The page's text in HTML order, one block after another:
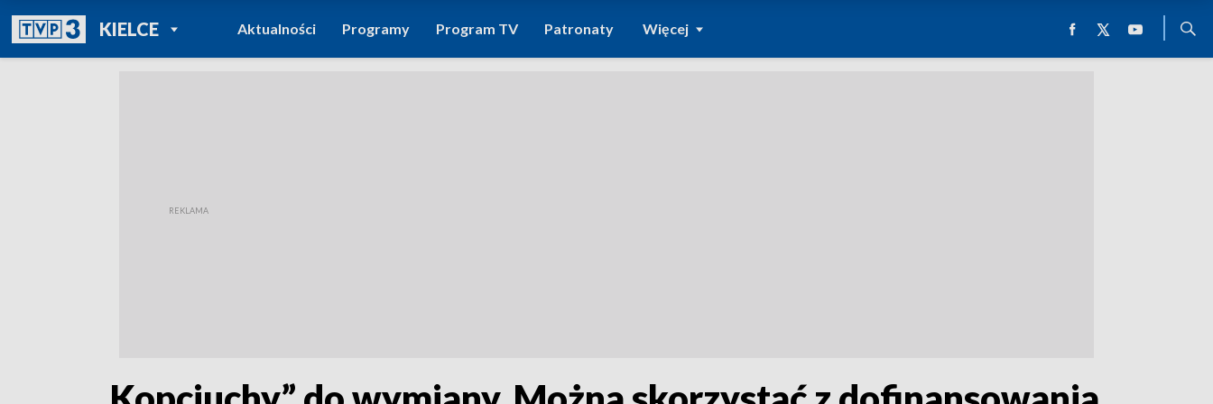
KIELCEPOWRÓT DO
TVP REGIONY
Aktualności Programy Program TV Patronaty Więcej